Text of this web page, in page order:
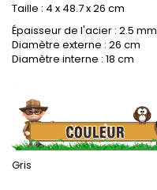
Taille : 4 x 48.7 x 26 cm
Épaisseur de l'acier : 2.5 mm
Diamètre externe : 26 cm
Diamètre interne : 18 cm
.
Gris